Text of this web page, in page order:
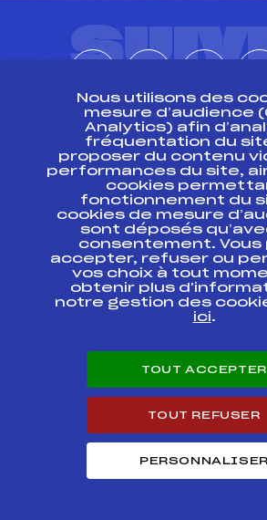
Abonnez-vous à notre
Recevez l’actualité de la FFS, des
de France.
Inscription
En cliquant sur « inscription », j’autorise la
adresse email pour m’envoyer
d’informations sur les modalités
Nous utilisons des
mesure d’audience
Analytics) afin
fréquentation du
proposer du contenu
performances du site,
cookies
fonctionnement du
cookies de mesure
sont déposés
consentement. Vous
accepter, refuser ou
vos choix à tout
obtenir plus
notre gestion des
ici.
TOUT ACCEPTER
TOUT REFUSER
PERSONNALISER